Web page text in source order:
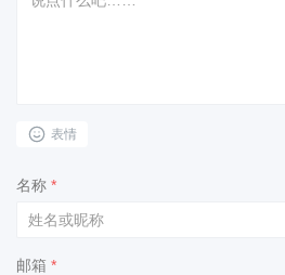
表情
名称 *
邮箱 *